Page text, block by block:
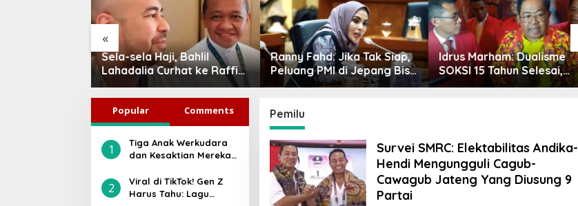
«
Sela-sela Haji, Bahlil
Lahadalia Curhat ke Raffi
Ahmad: Saya Penasaran
Siapa Pencipta Lagu MBG,
Ajak Makan
Ranny Fahd: Jika Tak Siap,
Peluang PMI di Jepang Bisa
Jadi Petaka bagi SDM
Idrus Marham: Dualisme
SOKSI 15 Tahun Selesai,
Golkar Akui Hanya
Popular Comments
1
Tiga Anak Werkudara
dan Kesaktian Mereka:
atau Antasena, Siapa
Paling Kuat?
2
Viral di TikTok! Gen Z
Harus Tahu: Lagu
Pemilu
Survei SMRC: Elektabilitas Andika-
Hendi Mengungguli Cagub-
Cawagub Jateng Yang Diusung 9
Partai